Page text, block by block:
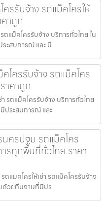
รรับจ้าง รถแม็คโครให้
าถูก
ถแม็คโครรับจ้าง บริการทั่วไทย ใน
ะสบการณ์ และ มื
คโครรับจ้าง รถแม็คโคร
าคาถูก
า รถแม็คโครรับจ้าง บริการทั่วไทย
ประสบการณ์ และ
นครปฐม รถแม็คโคร
ารทุกพื้นที่ทั่วไทย ราคา
แมคโครให้เช่า รถแม็คโครรับจ้าง
ด้วยทีมงานที่มีปร